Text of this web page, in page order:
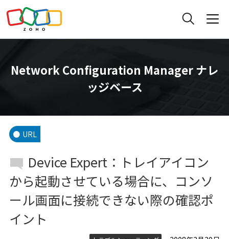
Network Configuration Manager ナレ
ッジベース
URL
Device Expert：トレイアイコン
から起動させている場合に、コンソ
ール画面に接続できない際の確認ポ
イント